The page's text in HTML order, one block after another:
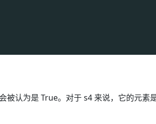
被认为是 True。对于 s4 来说，它的元素